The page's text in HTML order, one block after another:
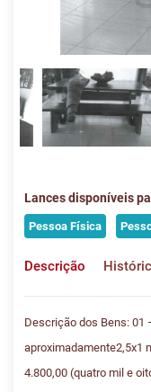
Lances disponíveis
Pessoa Física
Descrição
Descrição dos Bens: 01
aproximadamente2,5x1
4.800,00 (quatro mil e